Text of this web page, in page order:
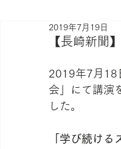
女性リーダー育成プログ
ジェンダーギャップ解消
【長崎新聞
2019年7月19日
2019年7月18
会」にて講演
した。
「学び続け